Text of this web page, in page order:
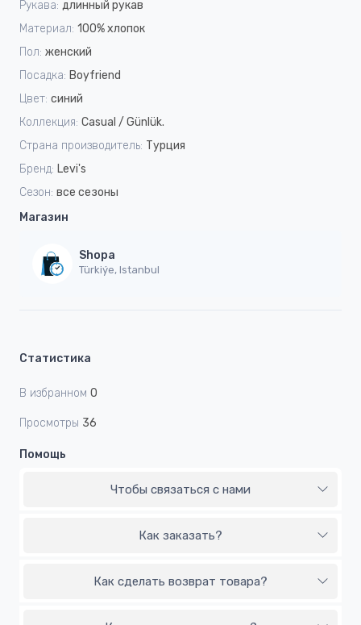
Рукава: длинный рукав
Материал: 100% хлопок
Пол: женский
Посадка: Boyfriend
Цвет: синий
Коллекция: Casual / Günlük.
Страна производитель: Турция
Бренд: Levi's
Сезон: все сезоны
Магазин
Shopa
Türkiýe, Istanbul
Статистика
В избранном 0
Просмотры 36
Помощь
Чтобы связаться с нами
Как заказать?
Как сделать возврат товара?